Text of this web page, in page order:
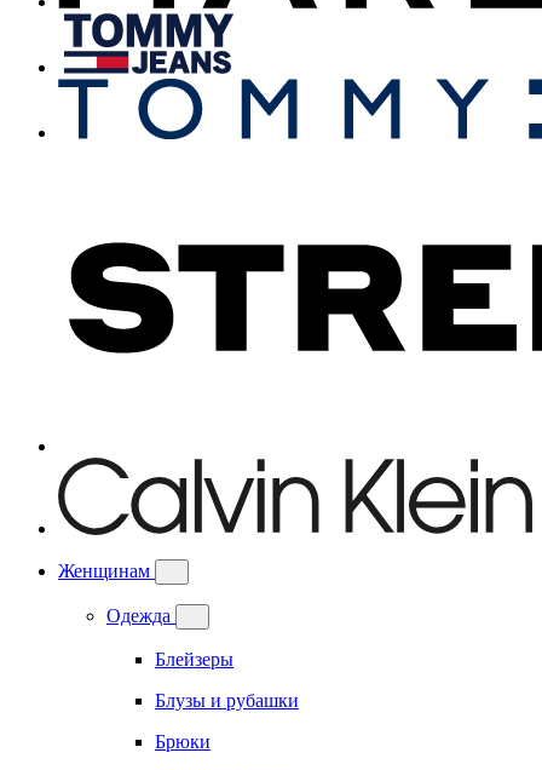
Женщинам
Одежда
Блейзеры
Блузы и рубашки
Брюки